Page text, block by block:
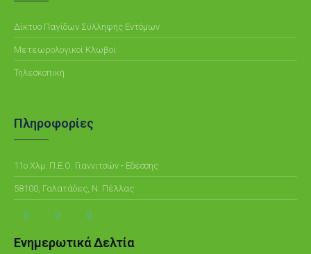
Δίκτυο Παγίδων Σύλληψης Εντόμων
Μετεωρολογικοί Κλωβοί
Τηλεσκοπική
Πληροφορίες
11ο Χλμ. Π.Ε.Ο. Γιαννιτσών - Εδέσσης
58100, Γαλατάδες, Ν. Πέλλας
Ενημερωτικά Δελτία